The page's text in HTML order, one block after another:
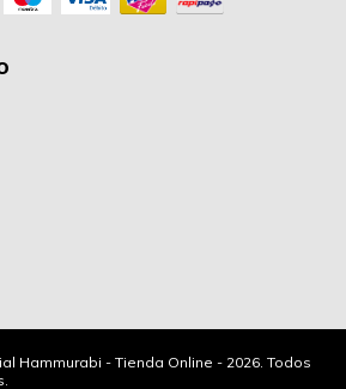
Hammurabi - Tienda Online - 2026. Todos